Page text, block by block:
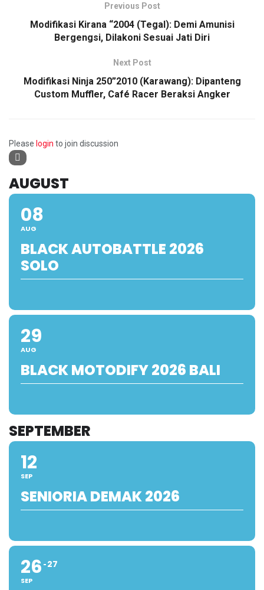
Previous Post
Modifikasi Kirana “2004 (Tegal): Demi Amunisi
Bergengsi, Dilakoni Sesuai Jati Diri
Next Post
Modifikasi Ninja 250”2010 (Karawang): Dipanteng
Custom Muffler, Café Racer Beraksi Angker
Please login to join discussion
AUGUST
08
AUG
BLACK AUTOBATTLE 2026
SOLO
29
AUG
BLACK MOTODIFY 2026 BALI
SEPTEMBER
12
SEP
SENIORIA DEMAK 2026
26
SEP
27